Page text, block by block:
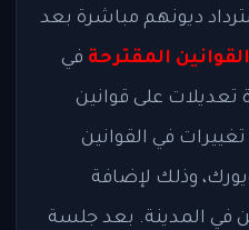
ديونهم مباشرة بعد
المقترحة في
الإدارة تعديلات على قوانين
في القوانين
وذلك لإضافة
في المدينة. بعد جلسة